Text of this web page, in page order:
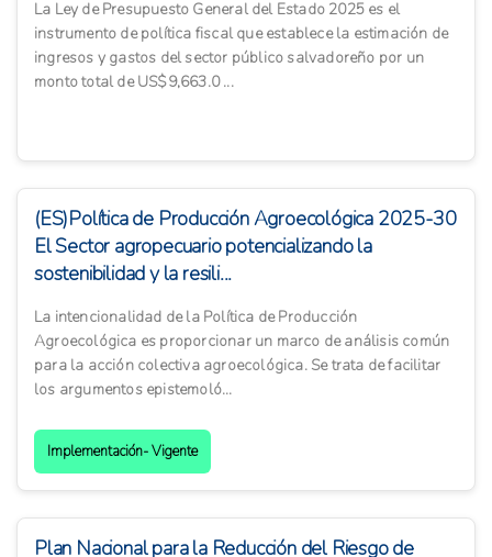
La Ley de Presupuesto General del Estado 2025 es el
instrumento de política fiscal que establece la estimación de
ingresos y gastos del sector público salvadoreño por un
monto total de US$9,663.0 ...
(ES)Política de Producción Agroecológica 2025-30
El Sector agropecuario potencializando la
sostenibilidad y la resili...
La intencionalidad de la Política de Producción
Agroecológica es proporcionar un marco de análisis común
para la acción colectiva agroecológica. Se trata de facilitar
los argumentos epistemoló...
Implementación- Vigente
Plan Nacional para la Reducción del Riesgo de